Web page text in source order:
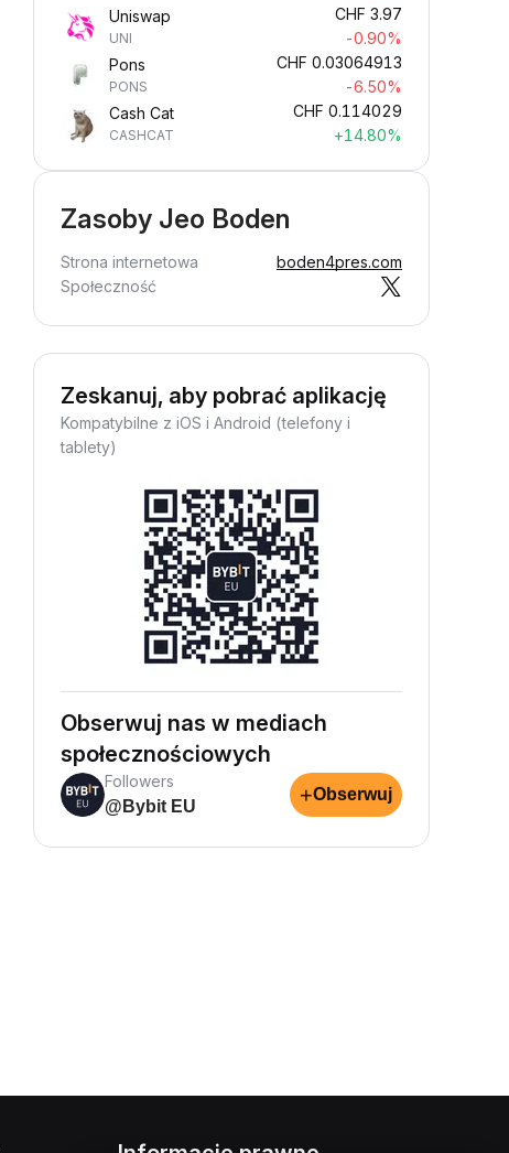
Uniswap
UNI
CHF 3.97
-0.90%
Pons
PONS
CHF 0.03064913
-6.50%
Cash Cat
CASHCAT
CHF 0.114029
+14.80%
Zasoby Jeo Boden
Strona internetowa
boden4pres.com
Społeczność
Zeskanuj, aby pobrać aplikację
Kompatybilne z iOS i Android (telefony i
tablety)
Obserwuj nas w mediach
społecznościowych
Followers
@Bybit EU
+Obserwuj